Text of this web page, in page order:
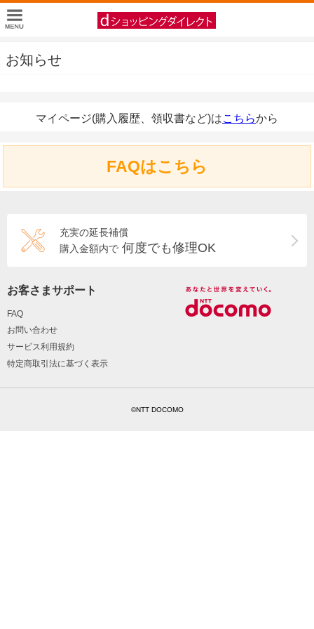
お知らせ
マイページ(購入履歴、領収書など)はこちらから
FAQはこちら
充実の延長補償
購入金額内で 何度でも修理OK
お客さまサポート
FAQ
お問い合わせ
サービス利用規約
特定商取引法に基づく表示
©NTT DOCOMO